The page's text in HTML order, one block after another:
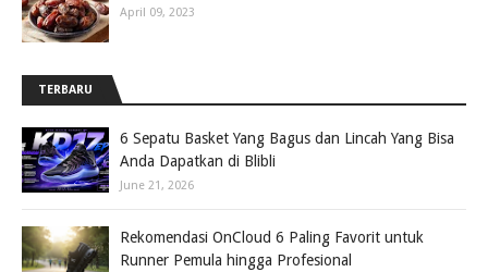
April 09, 2023
TERBARU
6 Sepatu Basket Yang Bagus dan Lincah Yang Bisa
Anda Dapatkan di Blibli
June 21, 2026
Rekomendasi OnCloud 6 Paling Favorit untuk
Runner Pemula hingga Profesional